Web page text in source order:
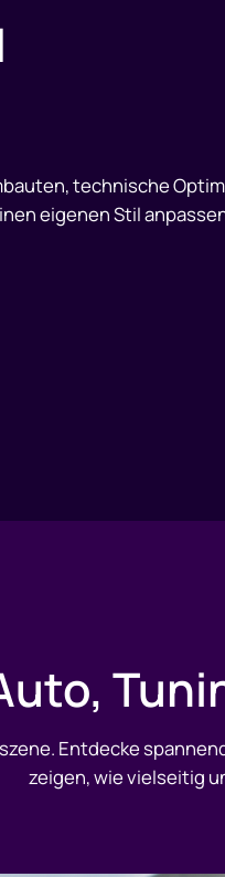
technische
eigenen Stil
Entdecke
zeigen, wie vielseitig